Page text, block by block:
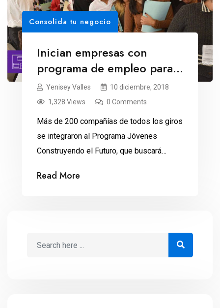
ganarse un […]
Consolida tu negocio
Inician empresas con
programa de empleo para
jóvenes
Yenisey Valles
10 diciembre, 2018
1,328 Views
0 Comments
Más de 200 compañías de todos los giros
se integraron al Programa Jóvenes
Construyendo el Futuro, que buscará
mexicanos. Con el compromiso de
Read More